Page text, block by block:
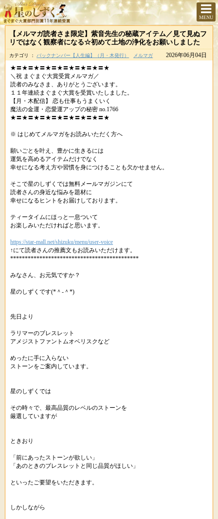
MENU
【メルマガ読者さま限定】紫音先生の秘蔵アイテム／見て見ぬフ
リではなく観察者になる☆初めて土地の浄化をお願いしました
カテゴリ ： バックナンバー【人生編】（月・木発行） メルマガ
2026年06月04日
★〓★〓★〓★〓★〓★〓★〓★〓★
＼祝 まぐまぐ大賞受賞メルマガ／
読者のみなさま、ありがとうございます。
１１年連続まぐまぐ大賞を受賞いたしました。
【月・木配信】 恋も仕事もうまくいく
魔法の金運・恋愛運アップの秘密 no.1766
★〓★〓★〓★〓★〓★〓★〓★〓★
※ はじめてメルマガをお読みいただく方へ
願いごとを叶え、豊かに生きるには
運気を高めるアイテムだけでなく
幸せになる考え方や習慣を身につけることも欠かせません。
そこで星のしずくでは無料メールマガジンにて
読者さんの身近な悩みを題材に
幸せになるヒントをお届けしております。
ティータイムにほっと一息ついて
お楽しみいただければと思います。
https://star-mall.net/shizuku/menu/user-voice
↑にて読者さんの推薦文もお読みいただけます。
********************************************
みなさん、お元気ですか？
星のしずくです(*＾-＾*)
先日より
ラリマーのブレスレット
アメジストファントムオベリスクなど
めったに手に入らない
ストーンをご案内しています。
星のしずくでは
その時々で、最高品質のレベルのストーンを
厳選していますが
ときおり
「前にあったストーンが欲しい」
「あのときのブレスレットと同じ品質がほしい」
といったご要望をいただきます。
しかしながら